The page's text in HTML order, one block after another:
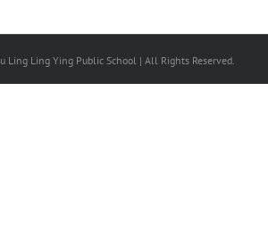
Ling Ling Ying Public School | All Rights Reserved.